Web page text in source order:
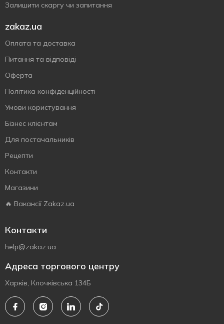
Залишити скаргу чи запитання
zakaz.ua
Оплата та доставка
Питання та відповіді
Оферта
Політика конфіденційності
Умови користування
Бізнес клієнтам
Для постачальників
Рецепти
Контакти
Магазини
🔥 Вакансії Zakaz.ua
Контакти
help@zakaz.ua
Адреса торгового центру
Харків, Клочківська 134Б